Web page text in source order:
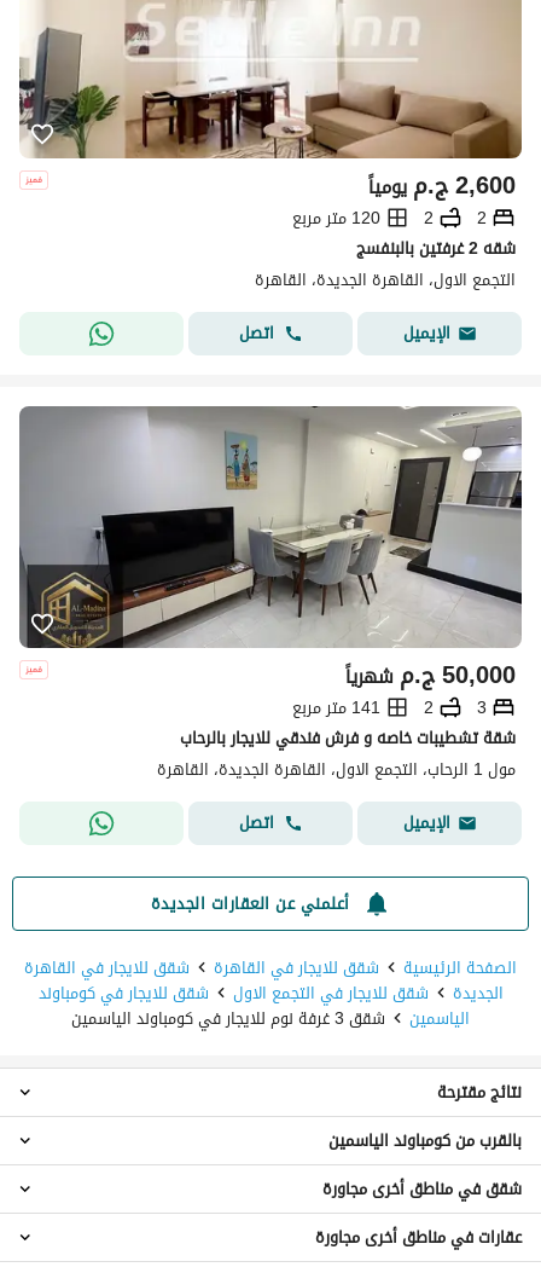
ج.م2,600 يومياً
2
2
120 متر مربع
شقه 2 غرفتين بالبنفسج
التجمع الاول، القاهرة الجديدة، القاهرة
الإيميل
اتصل
ج.م50,000 شهرياً
3
2
141 متر مربع
شقة تشطيبات خاصه و فرش فندقي للايجار بالرحاب
مول 1 الرحاب، التجمع الاول، القاهرة الجديدة، القاهرة
الإيميل
اتصل
أعلمني عن العقارات الجديدة
الصفحة الرئيسية
شقق للايجار في القاهرة شقق للايجار في القاهرة
الجديدة شقق للايجار في التجمع الاول شقق للايجار في كومباوند
الياسمين شقق 3 غرفة نوم للايجار في كومباوند الياسمين
شقق للايجار في كومباوند الياسمين
دوبليكس للايجار في كومباوند الياسمين
بنتهاوس للايجار في كومباوند الياسمين
عقارات للايجار في كومباوند الياسمين
نتائج مقترحة
شقق 3 غرف نوم للايجار في كومباوند ميراج سيتي
شقق 3 غرف نوم للايجار في جي دبليو ماريوت
شقق 3 غرف نوم للايجار في الامن العام
بالقرب من كومباوند الياسمين
شقق للايجار في القطامية
شقق في مناطق أخرى مجاورة
عقارات في مناطق أخرى مجاورة